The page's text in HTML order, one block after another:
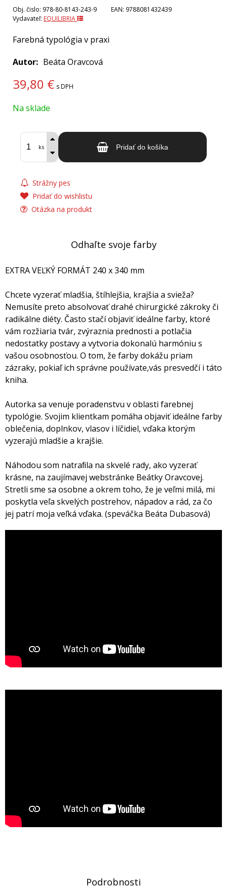
Obj. čislo: 978-80-8143-243-9 EAN: 9788081432439
Vydavateľ: EQUILIBRIA
Farebná typológia v praxi
Autor
Beáta Oravcová
39,80 € s DPH
Na sklade
ks Pridať do košíka
Strážny pes
Pridať do wishlistu
Otázka na produkt
Odhaľte svoje farby
EXTRA VEĽKÝ FORMÁT 240 x 340 mm
Chcete vyzerať mladšia, štíhlejšia, krajšia a svieža?
Nemusíte preto absolvovať drahé chirurgické zákroky či
radikálne diéty. Často stačí objaviť ideálne farby, ktoré
vám rozžiaria tvár, zvýraznia prednosti a potlačia
nedostatky postavy a vytvoria dokonalú harmóniu s
vašou osobnosťou. O tom, že farby dokážu priam
zázraky, pokiaľ ich správne používate,vás presvedčí i táto
kniha.
Autorka sa venuje poradenstvu v oblasti farebnej
typológie. Svojim klientkam pomáha objaviť ideálne farby
oblečenia, doplnkov, vlasov i líčidiel, vďaka ktorým
vyzerajú mladšie a krajšie.
Náhodou som natraﬁla na skvelé rady, ako vyzerať
krásne, na zaujímavej webstránke Beátky Oravcovej.
Stretli sme sa osobne a okrem toho, že je veľmi milá, mi
poskytla veľa skvelých postrehov, nápadov a rád, za čo
jej patrí moja veľká vďaka. (speváčka Beáta Dubasová)
Podrobnosti